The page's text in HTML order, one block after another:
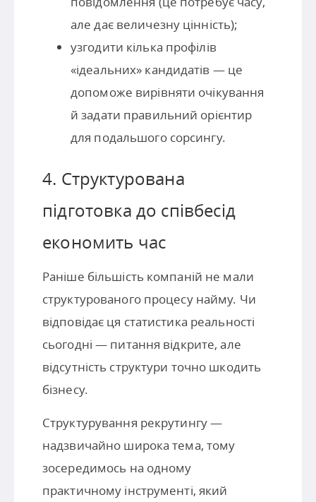
але дає величезну цінність);
узгодити кілька профілів
«ідеальних» кандидатів — це
допоможе вирівняти очікування
й задати правильний орієнтир
для подальшого сорсингу.
4. Структурована
підготовка до співбесід
економить час
Раніше більшість компаній не мали
структурованого процесу найму. Чи
відповідає ця статистика реальності
сьогодні — питання відкрите, але
відсутність структури точно шкодить
бізнесу.
Структурування рекрутингу —
надзвичайно широка тема, тому
зосередимось на одному
практичному інструменті, який